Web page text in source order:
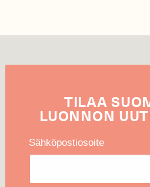
TILAA
LUONNON
Sähköpostiosoite